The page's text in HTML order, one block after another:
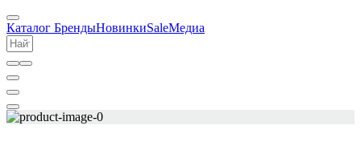
Каталог БрендыНовинкиSaleМедиа